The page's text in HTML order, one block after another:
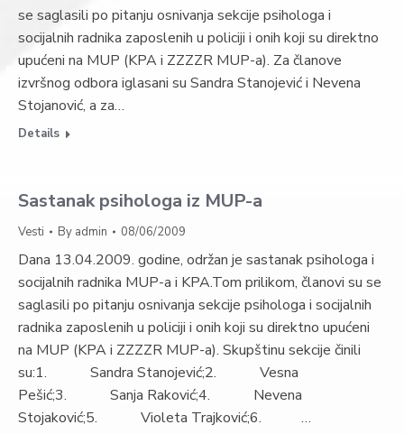
se saglasili po pitanju osnivanja sekcije psihologa i
socijalnih radnika zaposlenih u policiji i onih koji su direktno
upućeni na MUP (KPA i ZZZZR MUP-a). Za članove
izvršnog odbora iglasani su Sandra Stanojević i Nevena
Stojanović, a za…
Details
Sastanak psihologa iz MUP-a
Vesti By admin 08/06/2009
Dana 13.04.2009. godine, održan je sastanak psihologa i
socijalnih radnika MUP-a i KPA.Tom prilikom, članovi su se
saglasili po pitanju osnivanja sekcije psihologa i socijalnih
radnika zaposlenih u policiji i onih koji su direktno upućeni
na MUP (KPA i ZZZZR MUP-a). Skupštinu sekcije činili
su:1. Sandra Stanojević;2. Vesna
Pešić;3. Sanja Raković;4. Nevena
Stojaković;5. Violeta Trajković;6. …